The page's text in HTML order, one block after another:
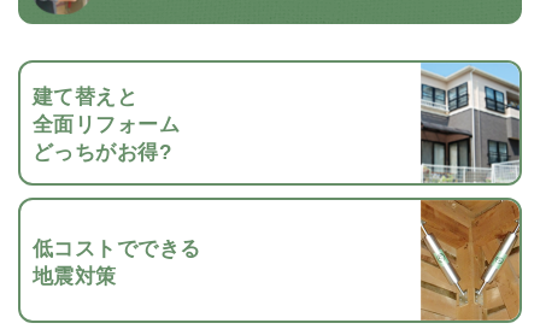
建て替えと
全面リフォーム
どっちがお得?
低コストでできる
地震対策